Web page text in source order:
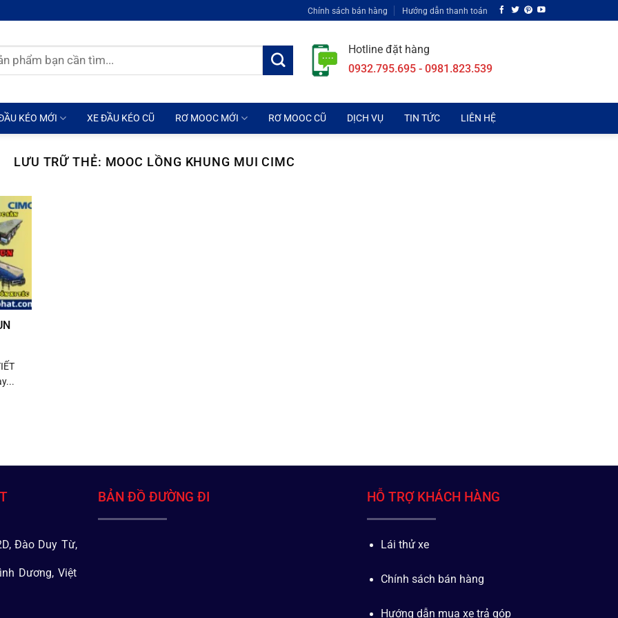
Chính sách bán hàng Hướng dẫn thanh toán
Hotline đặt hàng
0932.795.695 - 0981.823.539
KÉO MỚI XE ĐẦU KÉO CŨ RƠ MOOC MỚI RƠ MOOC CŨ DỊCH VỤ TIN TỨC LIÊN HỆ
LƯU TRỮ THẺ: MOOC LỒNG KHUNG MUI CIMC
Đào Duy Từ,
Dương, Việt
BẢN ĐỒ ĐƯỜNG ĐI HỖ TRỢ KHÁCH HÀNG
Lái thử xe
Chính sách bán hàng
Hướng dẫn mua xe trả góp